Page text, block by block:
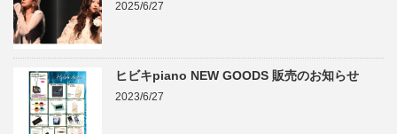
2025/6/27
ヒビキpiano NEW GOODS 販売のお知らせ
2023/6/27